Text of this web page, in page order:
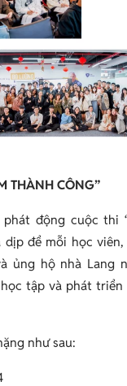
THÀNH CÔNG”
động cuộc thi
dịp để mỗi học
ủng hộ nhà Lang
tập và phát
như sau: